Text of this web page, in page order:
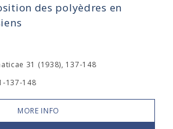
des polyèdres en
31 (1938), 137-148
137-148
MORE INFO